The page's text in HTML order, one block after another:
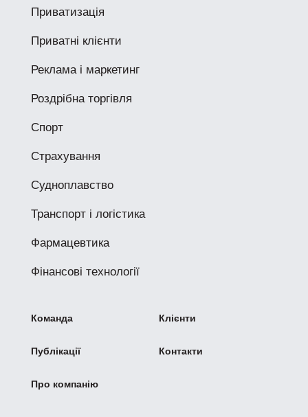
Приватизація
Приватні клієнти
Реклама і маркетинг
Роздрібна торгівля
Спорт
Страхування
Судноплавство
Транспорт і логістика
Фармацевтика
Фінансові технології
Команда Клієнти
Публікації Контакти
Про компанію